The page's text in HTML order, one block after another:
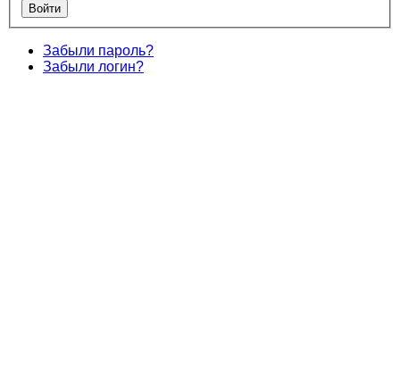
Забыли пароль?
Забыли логин?